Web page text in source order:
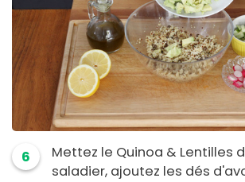
6
Mettez le Quinoa & Lentilles
saladier, ajoutez les dés